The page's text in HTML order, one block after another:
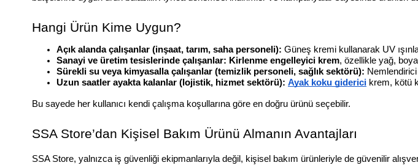
Hangi Ürün Kime Uygun?
Açık alanda çalışanlar (inşaat, tarım, saha personeli): Güneş kremi kullanarak UV
Sanayi ve üretim tesislerinde çalışanlar: Kirlenme engelleyici krem, özellikle yağ,
Sürekli su veya kimyasalla çalışanlar (temizlik personeli, sağlık sektörü): Nemlendirici
Uzun saatler ayakta kalanlar (lojistik, hizmet sektörü): Ayak koku giderici krem, kötü
Bu sayede her kullanıcı kendi çalışma koşullarına göre en doğru ürünü seçebilir.
SSA Store’dan Kişisel Bakım Ürünü Almanın Avantajları
SSA Store, yalnızca iş güvenliği ekipmanlarıyla değil, kişisel bakım ürünleriyle de güvenilir